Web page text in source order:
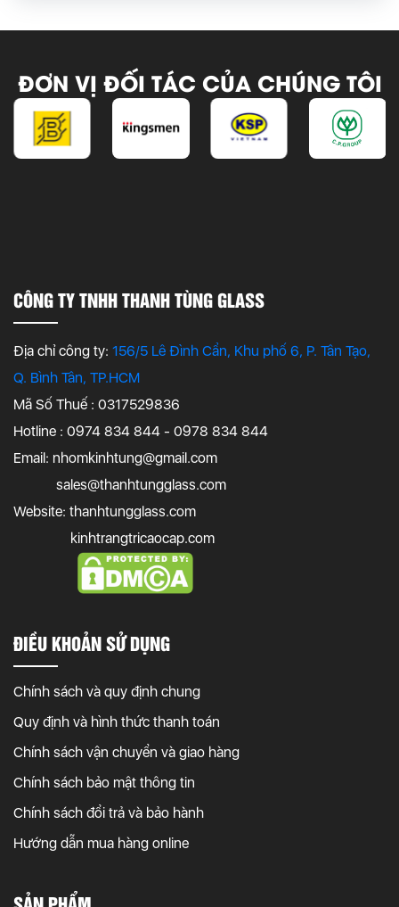
ĐƠN VỊ ĐỐI TÁC CỦA CHÚNG TÔI
CÔNG TY TNHH THANH TÙNG GLASS
Địa chỉ công ty: 156/5 Lê Đình Cẩn, Khu phố 6, P. Tân Tạo,
Q. Bình Tân, TP.HCM
Mã Số Thuế : 0317529836
Hotline : 0974 834 844 - 0978 834 844
Email: nhomkinhtung@gmail.com
sales@thanhtungglass.com
Website: thanhtungglass.com
kinhtrangtricaocap.com
ĐIỀU KHOẢN SỬ DỤNG
Chính sách và quy định chung
Quy định và hình thức thanh toán
Chính sách vận chuyển và giao hàng
Chính sách bảo mật thông tin
Chính sách đổi trả và bảo hành
Hướng dẫn mua hàng online